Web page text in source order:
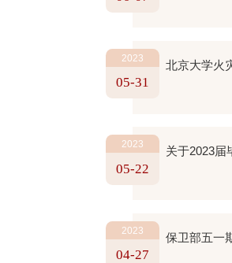
2023
05-31
北京大学火
2023
05-22
关于2023届
2023
04-27
保卫部五一